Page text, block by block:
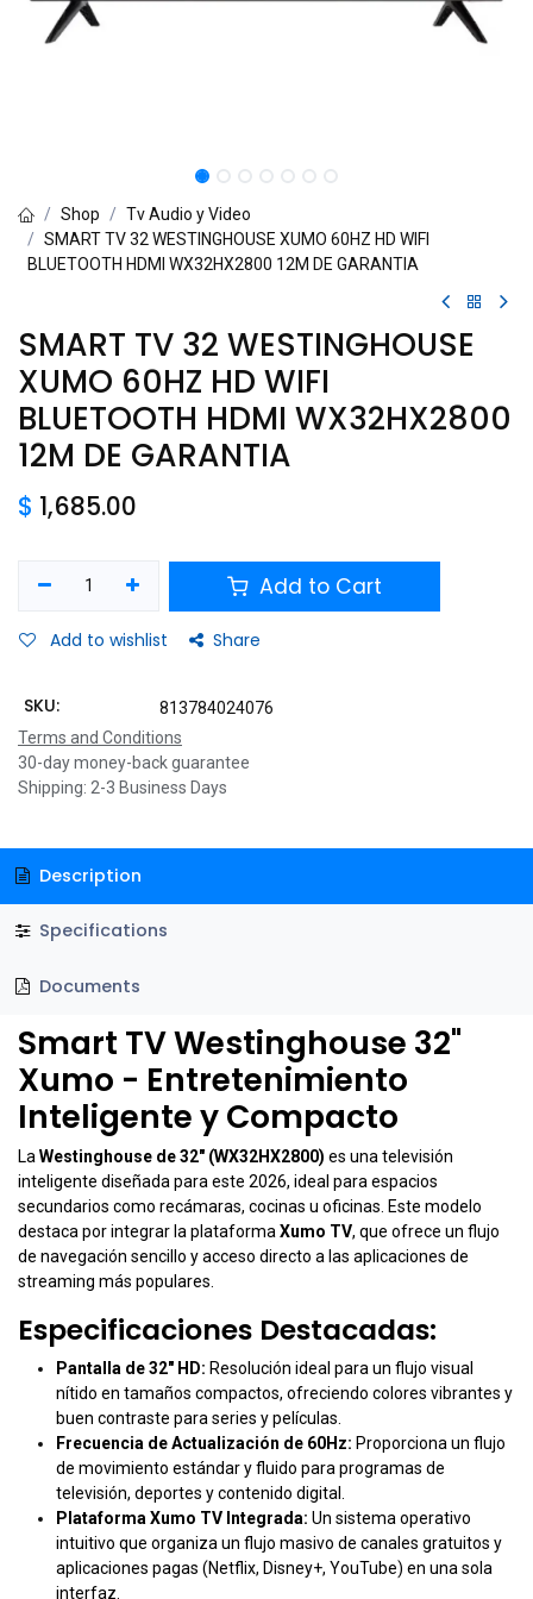
Shop
Tv Audio y Video
SMART TV 32 WESTINGHOUSE XUMO 60HZ HD WIFI
BLUETOOTH HDMI WX32HX2800 12M DE GARANTIA
SMART TV 32 WESTINGHOUSE
XUMO 60HZ HD WIFI
BLUETOOTH HDMI WX32HX2800
12M DE GARANTIA
$ 1,685.00
Add to Cart
Add to wishlist Share
SKU:
813784024076
Terms and Conditions
30-day money-back guarantee
Shipping: 2-3 Business Days
Description
Specifications
Documents
Smart TV Westinghouse 32"
Xumo - Entretenimiento
Inteligente y Compacto
La Westinghouse de 32" (WX32HX2800) es una televisión
inteligente diseñada para este 2026, ideal para espacios
secundarios como recámaras, cocinas u oficinas. Este modelo
destaca por integrar la plataforma Xumo TV, que ofrece un flujo
de navegación sencillo y acceso directo a las aplicaciones de
streaming más populares.
Especificaciones Destacadas:
Pantalla de 32" HD: Resolución ideal para un flujo visual
nítido en tamaños compactos, ofreciendo colores vibrantes y
buen contraste para series y películas.
Frecuencia de Actualización de 60Hz: Proporciona un flujo
de movimiento estándar y fluido para programas de
televisión, deportes y contenido digital.
Plataforma Xumo TV Integrada: Un sistema operativo
intuitivo que organiza un flujo masivo de canales gratuitos y
aplicaciones pagas (Netflix, Disney+, YouTube) en una sola
interfaz.